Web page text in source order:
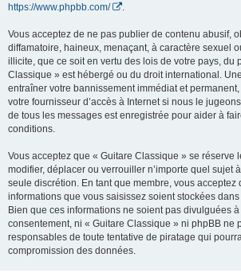
https://www.phpbb.com/
Vous acceptez de ne pas publier de contenu abusif,
diffamatoire, haineux, menaçant, à caractère sexuel
illicite, que ce soit en vertu des lois de votre pays, du
Classique » est hébergé ou du droit international.
entraîner votre bannissement immédiat et
votre fournisseur d’accès à Internet si nous le
de tous les messages est enregistrée pour aider à
conditions.
Vous acceptez que « Guitare Classique » se réserve
modifier, déplacer ou verrouiller n’importe quel sujet
seule discrétion. En tant que membre, vous acceptez
informations que vous saisissez soient stockées
Bien que ces informations ne soient pas divulguées
consentement, ni « Guitare Classique » ni phpBB ne
responsables de toute tentative de piratage qui
compromission des données.